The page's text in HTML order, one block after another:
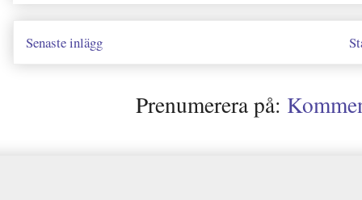
Senaste inlägg
Prenumerera på: